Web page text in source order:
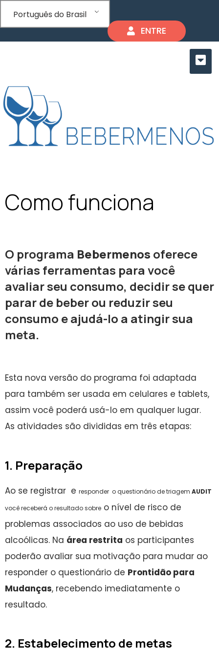
Português do Brasil
ENTRE
Como funciona
O programa Bebermenos oferece
várias ferramentas para você
avaliar seu consumo, decidir se quer
parar de beber ou reduzir seu
consumo e ajudá-lo a atingir sua
meta.
Esta nova versão do programa foi adaptada
para também ser usada em celulares e tablets,
assim você poderá usá-lo em qualquer lugar.
As atividades são divididas em três etapas:
1. Preparação
Ao se registrar e responder o questionário de triagem AUDIT
vocêreceberá o resultado sobre o nível de risco de
problemas associados ao uso de bebidas
alcoólicas. Na área restrita os participantes
poderão avaliar sua motivação para mudar ao
responder o questionário de Prontidão para
Mudanças, recebendo imediatamente o
resultado.
2. Estabelecimento de metas